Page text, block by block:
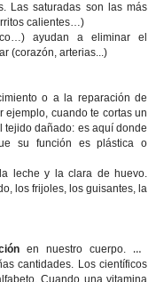
Las saturadas son las más
calientes…)
ayudan a eliminar el
(corazón, arterias...)
o a la reparación de
ejemplo, cuando te cortas un
tejido dañado: es aquí donde
su función es plástica o
leche y la clara de huevo.
los frijoles, los guisantes, la
en nuestro cuerpo. No
cantidades. Los científicos
Cuando una vitamina